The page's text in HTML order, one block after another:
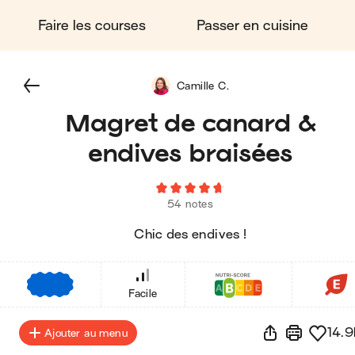
Faire les courses Passer en cuisine
Magret de canard &
endives braisées
54 notes
Chic des endives !
Camille C.
Facile
Ajouter au menu